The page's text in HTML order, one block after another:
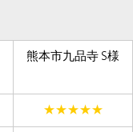
熊本市九品寺 S様
★★★★★